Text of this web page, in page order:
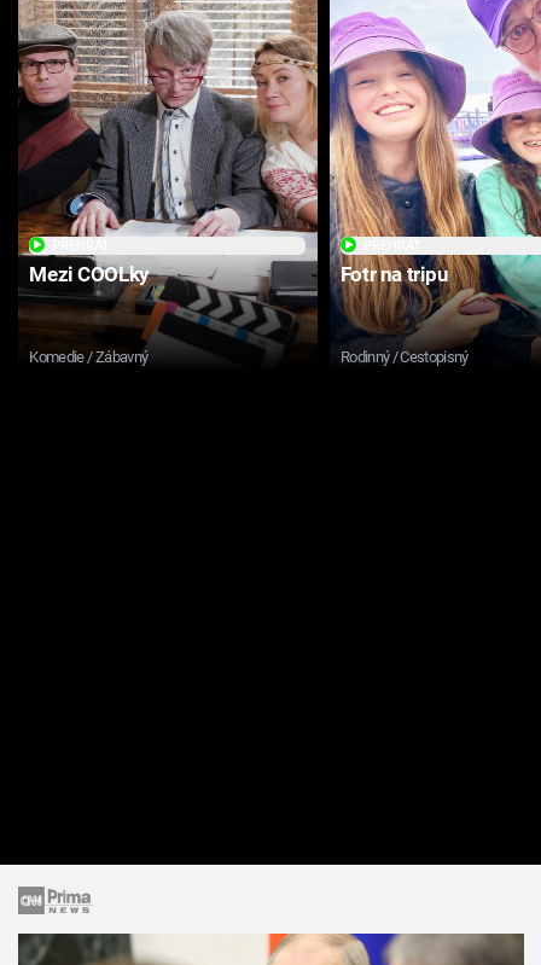
Mezi COOLky
Komedie / Zábavný
Fotr na tripu
Rodinný / Cestopisný